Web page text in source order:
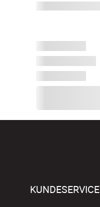
KUNDESERVICE